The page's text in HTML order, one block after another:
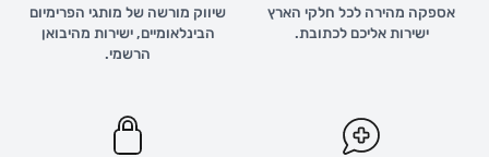
אספקה מהירה לכל חלקי הארץ
ישירות אליכם לכתובת.
שיווק מורשה של מותגי הפרימיום
הבינלאומיים, ישירות מהיבואן
הרשמי.